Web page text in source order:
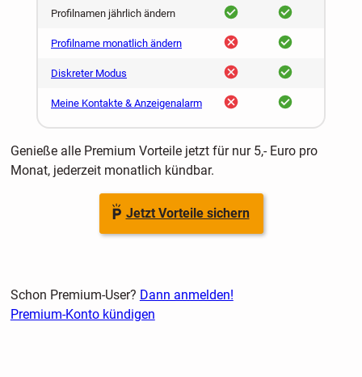
Profilnamen jährlich ändern ja ja
Profilname monatlich ändern nein ja
Diskreter Modus nein ja
Meine Kontakte & Anzeigenalarm nein ja
Genieße alle Premium Vorteile jetzt für nur 5,- Euro pro
Monat, jederzeit monatlich kündbar.
Jetzt Vorteile sichern
Schon Premium-User? Dann anmelden!
Premium-Konto kündigen